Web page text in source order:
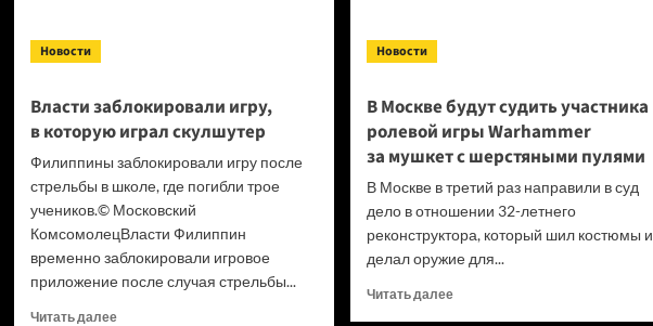
Новости
Власти заблокировали игру,
в которую играл скулшутер
Филиппины заблокировали игру после
стрельбы в школе, где погибли трое
учеников.© Московский
КомсомолецВласти Филиппин
временно заблокировали игровое
приложение после случая стрельбы...
Читать далееПрочитать
Новости
В Москве будут судить участника
ролевой игры Warhammer
за мушкет с шерстяными пулями
В Москве в третий раз направили в суд
дело в отношении 32-летнего
реконструктора, который шил костюмы и
делал оружие для...
Читать далееПрочитать